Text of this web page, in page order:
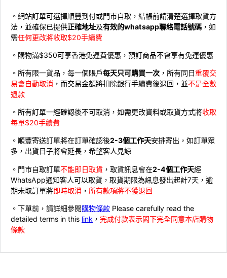
。網站訂單可選擇順豐到付或門市自取，結帳前請清楚選擇取貨方
法，並確保已提供正確地址及有效的whatsapp聯絡電話號碼 ，如
需任何更改將收取$20手續費
。購物滿$350可享香港免運費優惠，預訂商品不會享有免運優惠
。所有限一貨品，每一個賬戶每天只可購買一次 ，所有同日重覆交
易會自動取消 ，而交易金額將扣除銀行手續費後退回，並不是全數
退款
。所有訂單一經確認後不可取消，如需更改資料或取貨方式將收取
每單$20手續費
。順豐寄送訂單將在訂單確認後2-3個工作天安排寄出，如訂單眾
多，出貨日子將會延長，希望客人見諒
。門市自取訂單不能即日取貨 ，取貨訊息會在2-4個工作天經
WhatsApp通知客人可以取貨，取貨期限為訊息發出起計7天，逾
期未取訂單將即時取消 ， 所有款項將不獲退回
。下單前，請詳細參閱購物條款 Please carefully read the
detailed terms in this link ， 完成付款表示閣下完全同意本店購物
條款